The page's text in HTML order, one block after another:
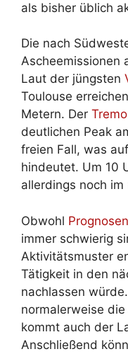
als bisher üblich
Die nach
Ascheemissionen
Laut der jüngsten
Toulouse
Metern. Der
deutlichen Peak
freien Fall, was
hindeutet. Um 10
allerdings noch im
Obwohl Prognosen
immer schwierig
Aktivitätsmuster
Tätigkeit in den
nachlassen
normalerweise
kommt auch der
Anschließend